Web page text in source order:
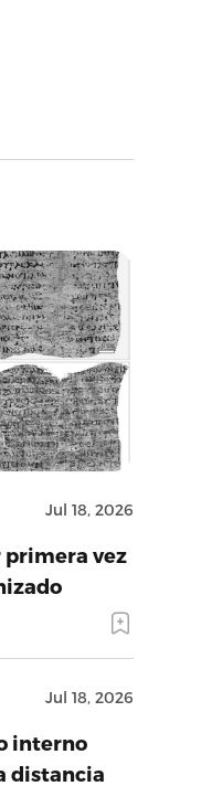
Jul 18, 2026
primera vez
Jul 18, 2026
interno
distancia